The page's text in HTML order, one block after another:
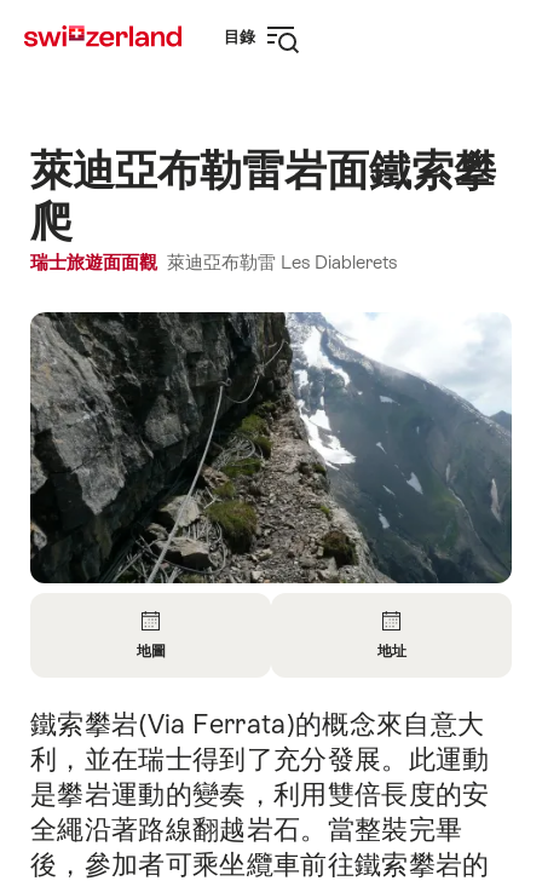
目錄
萊迪亞布勒雷岩面鐵索攀
爬
瑞士旅遊面面觀 萊迪亞布勒雷 Les Diablerets
資
料
地
圖
地圖
資
料
聯
絡
方
式
地址
簡
介
鐵索攀岩(Via Ferrata)的概念來自意大
利，並在瑞士得到了充分發展。此運動
是攀岩運動的變奏，利用雙倍長度的安
全繩沿著路線翻越岩石。當整裝完畢
後，參加者可乘坐纜車前往鐵索攀岩的